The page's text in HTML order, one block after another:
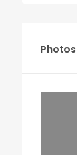
Photos